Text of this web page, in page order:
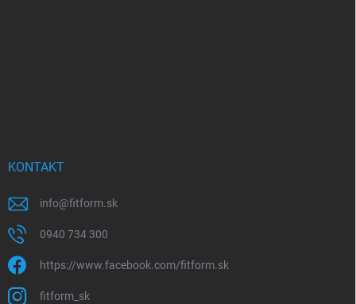
KONTAKT
info@fitform.sk
0940 734 300
https://www.facebook.com/fitform.sk
fitform_sk